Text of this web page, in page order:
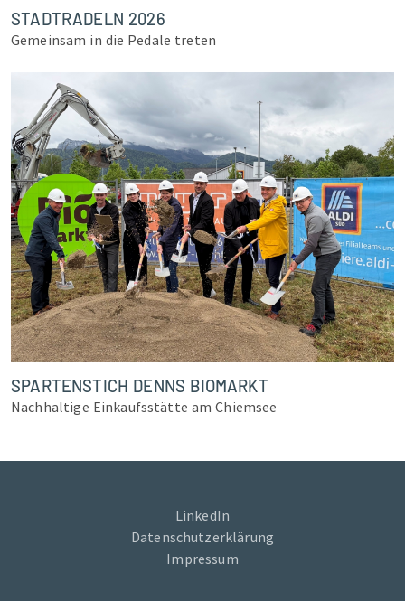
STADTRADELN 2026
Gemeinsam in die Pedale treten
SPARTENSTICH DENNS BIOMARKT
Nachhaltige Einkaufsstätte am Chiemsee
LinkedIn
Datenschutzerklärung
Impressum